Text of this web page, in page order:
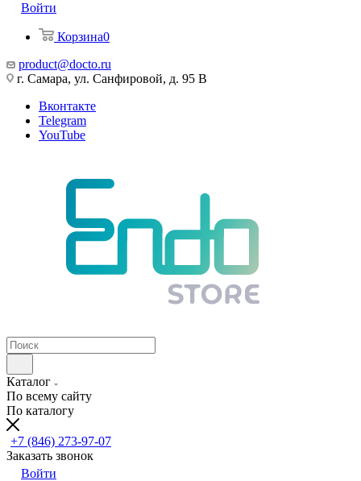
Войти
Корзина0
product@docto.ru
г. Самара, ул. Санфировой, д. 95 В
Вконтакте
Telegram
YouTube
Каталог
По всему сайту
По каталогу
+7 (846) 273-97-07
Заказать звонок
Войти